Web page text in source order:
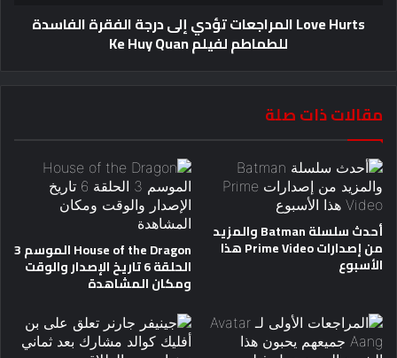
Love Hurts المراجعات تؤدي إلى درجة الفقرة الفاسدة
للطماطم لفيلم Ke Huy Quan
مقالات ذات صلة
أحدث سلسلة Batman والمزيد
من إصدارات Prime Video هذا
الأسبوع
House of the Dragon الموسم 3
الحلقة 6 تاريخ الإصدار والوقت
ومكان المشاهدة